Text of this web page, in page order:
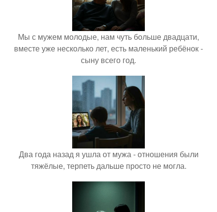
Мы с мужем молодые, нам чуть больше двадцати,
вместе уже несколько лет, есть маленький ребёнок -
сыну всего год.
Два года назад я ушла от мужа - отношения были
тяжёлые, терпеть дальше просто не могла.